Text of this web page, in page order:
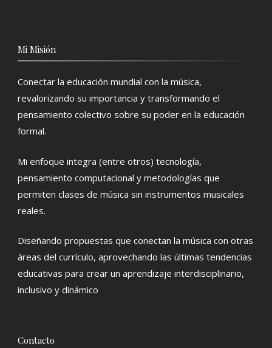
Mi Misión
Conectar la educación mundial con la música,
revalorizando su importancia y transformando el
pensamiento colectivo sobre su poder en la educación
formal.
Mi enfoque integra (entre otros) tecnología,
pensamiento computacional y metodologías que
permiten clases de música sin instrumentos musicales
reales.
Diseñando propuestas que conectan la música con otras
áreas del currículo, aprovechando las últimas tendencias
educativas para crear un aprendizaje interdisciplinario,
inclusivo y dinámico
Contacto